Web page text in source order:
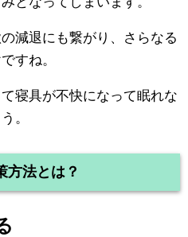
減退にも繋がり、さらなる
すね。
寝具が不快になって眠れな
。
方法とは？